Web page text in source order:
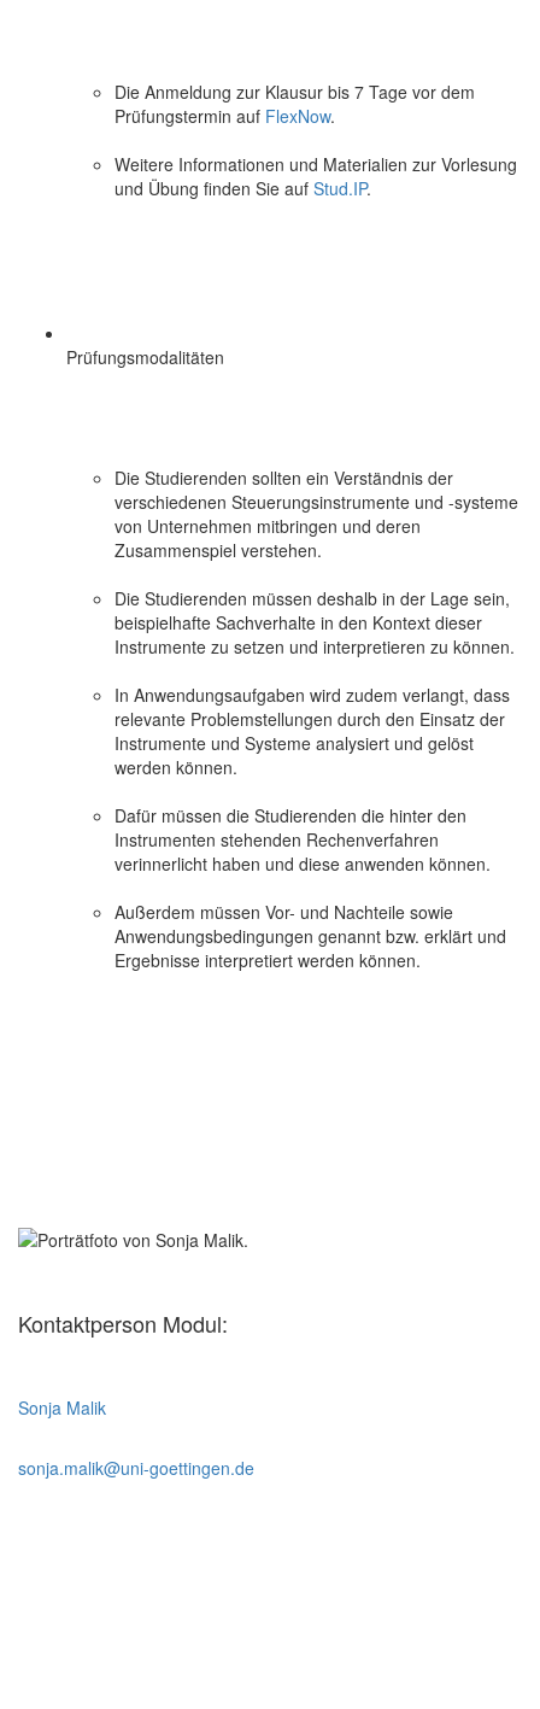
Die Anmeldung zur Klausur bis 7 Tage vor dem
Prüfungstermin auf FlexNow.
Weitere Informationen und Materialien zur Vorlesung
und Übung finden Sie auf Stud.IP.
Prüfungsmodalitäten
Die Studierenden sollten ein Verständnis der
verschiedenen Steuerungsinstrumente und -systeme
von Unternehmen mitbringen und deren
Zusammenspiel verstehen.
Die Studierenden müssen deshalb in der Lage sein,
beispielhafte Sachverhalte in den Kontext dieser
Instrumente zu setzen und interpretieren zu können.
In Anwendungsaufgaben wird zudem verlangt, dass
relevante Problemstellungen durch den Einsatz der
Instrumente und Systeme analysiert und gelöst
werden können.
Dafür müssen die Studierenden die hinter den
Instrumenten stehenden Rechenverfahren
verinnerlicht haben und diese anwenden können.
Außerdem müssen Vor- und Nachteile sowie
Anwendungsbedingungen genannt bzw. erklärt und
Ergebnisse interpretiert werden können.
Kontaktperson Modul:
Sonja Malik
sonja.malik@uni-goettingen.de